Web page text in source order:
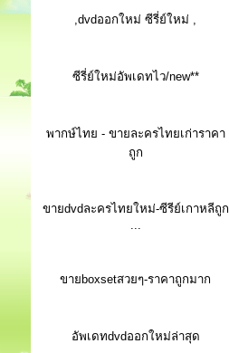
,dvdออกใหม่ ซีรี่ย์ใหม่ ,
ซีรี่ย์ใหม่อัพเดทไว/new**
พากษ์ไทย - ขายละครไทยเก่าราคา
ถูก
ขายdvdละครไทยใหม่-ซีรีย์เกาหลีถูก
...
ขายboxsetสวยๆ-ราคาถูกมาก
อัพเดทdvdออกใหม่ล่าสุด